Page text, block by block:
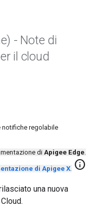
- Note di
il cloud
notifiche regolabile
di Apigee Edge.
di Apigee X. info
una nuova